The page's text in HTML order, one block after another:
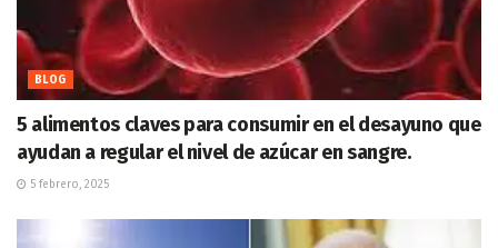
BLOG
5 alimentos claves para consumir en el desayuno que
ayudan a regular el nivel de azúcar en sangre.
5 febrero, 2025